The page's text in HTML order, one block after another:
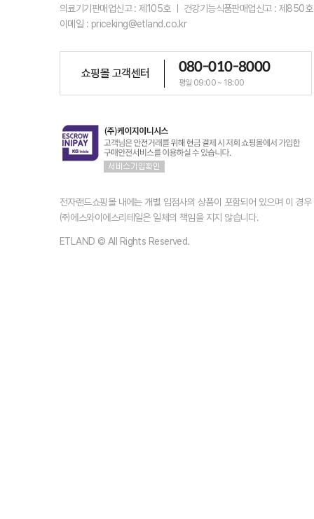
의료기기판매업신고 : 제105호 ㅣ 건강기능식품판매업신고 : 제850
이메일 : priceking@etland.co.kr
쇼핑몰 고객센터 080-010-8000
평일 09:00 ~ 18:00
전자랜드쇼핑몰 내에는 개별 입점사의 상품이 포함되어 있으며 이 경
㈜에스와이에스리테일은 일체의 책임을 지지 않습니다.
ETLAND © All Rights Reserved.